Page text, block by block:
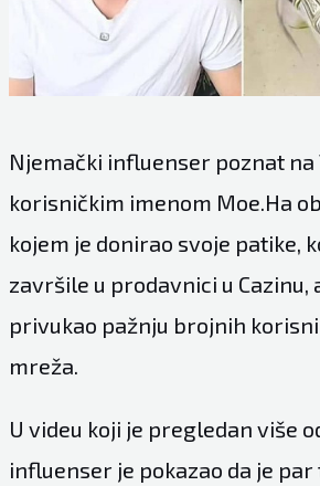
Njemački influenser poznat na
korisničkim imenom Moe.Ha
kojem je donirao svoje patike,
završile u prodavnici u Cazinu,
privukao pažnju brojnih
mreža.
U videu koji je pregledan više
influenser je pokazao da je par